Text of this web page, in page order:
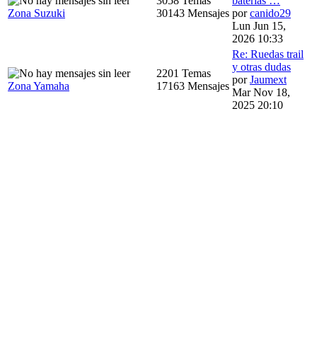
Zona Suzuki
30143 Mensajes porcanido29
Lun Jun 15,
2026 10:33
Zona Yamaha
2201 Temas
17163 Mensajes
Re: Ruedas trail
y otras dudas
porJaumext
Mar Nov 18,
2025 20:10